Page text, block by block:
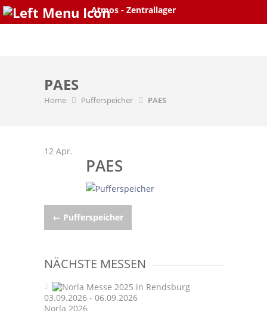
PAES
Home Pufferspeicher PAES
12 Apr.
PAES
Post
← Pufferspeicher
NÄCHSTE MESSEN
03.09.2026 - 06.09.2026
Norla 2026
Atmos - Zentrallager